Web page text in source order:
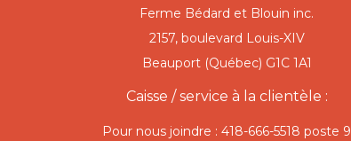
Ferme Bédard et Blouin inc.
2157, boulevard Louis-XIV
Beauport (Québec) G1C 1A1
Caisse / service à la clientèle :
Pour nous joindre : 418-666-5518 poste 9